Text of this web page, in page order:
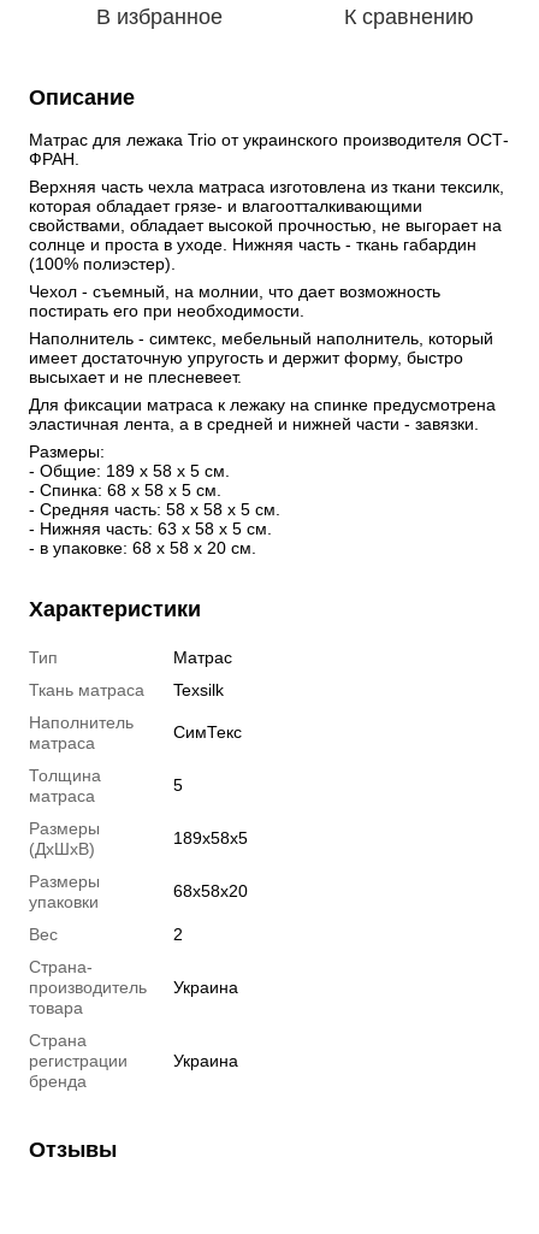
В избранное К сравнению
Описание
Матрас для лежака Trio от украинского производителя ОСТ-
ФРАН.
Верхняя часть чехла матраса изготовлена из ткани тексилк,
которая обладает грязе- и влагоотталкивающими
свойствами, обладает высокой прочностью, не выгорает на
солнце и проста в уходе. Нижняя часть - ткань габардин
(100% полиэстер).
Чехол - съемный, на молнии, что дает возможность
постирать его при необходимости.
Наполнитель - симтекс, мебельный наполнитель, который
имеет достаточную упругость и держит форму, быстро
высыхает и не плесневеет.
Для фиксации матраса к лежаку на спинке предусмотрена
эластичная лента, а в средней и нижней части - завязки.
Размеры:
- Общие: 189 х 58 х 5 см.
- Спинка: 68 х 58 х 5 см.
- Средняя часть: 58 х 58 х 5 см.
- Нижняя часть: 63 х 58 х 5 см.
- в упаковке: 68 х 58 х 20 см.
Характеристики
Тип
Матрас
Ткань матраса
Texsilk
Наполнитель
матраса
СимТекс
Толщина
матраса
5
Размеры
(ДхШхВ)
189x58x5
Размеры
упаковки
68x58x20
Вес
2
Страна-
производитель
товара
Украина
Страна
регистрации
бренда
Украина
Отзывы